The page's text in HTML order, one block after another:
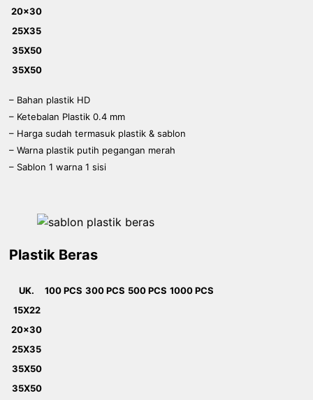
20x30
25X35
35X50
35X50
– Bahan plastik HD
– Ketebalan Plastik 0.4 mm
– Harga sudah termasuk plastik & sablon
– Warna plastik putih pegangan merah
– Sablon 1 warna 1 sisi
Plastik Beras
UK. 100 PCS 300 PCS 500 PCS 1000 PCS
15X22
20x30
25X35
35X50
35X50